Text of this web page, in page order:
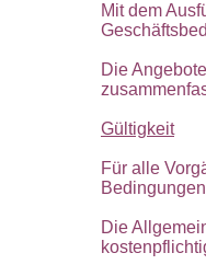
Mit dem
Die
Gültigkeit
Für alle
Die